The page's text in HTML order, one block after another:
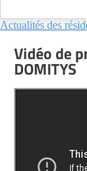
Actualités des
Vidéo de
DOMITYS